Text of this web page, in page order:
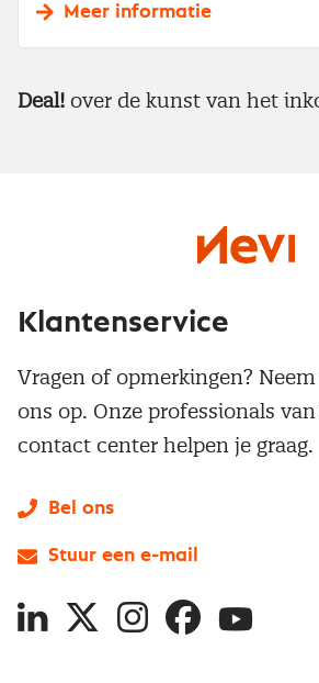
Meer informatie
Deal! over de kunst van het
Klantenservice
Vragen of opmerkingen?
ons op. Onze professionals
contact center helpen je graag.
Bel ons
Stuur een e-mail
LinkedIn
X InstagramFacebookYouTube